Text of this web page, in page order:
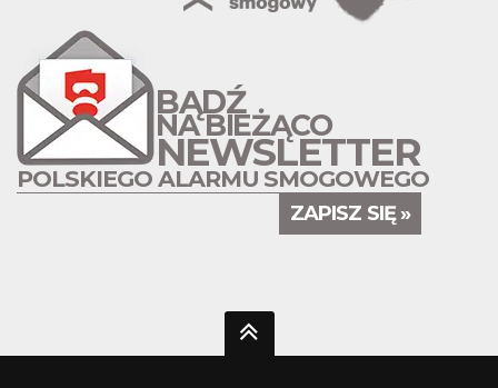
BĄDŹ
NA BIEŻĄCO
NEWSLETTER
POLSKIEGO ALARMU SMOGOWEGO
ZAPISZ SIĘ »